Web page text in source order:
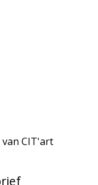
CIT'art